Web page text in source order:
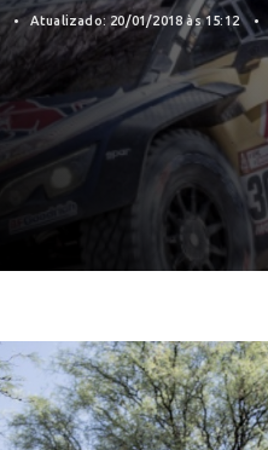
Atualizado: 20/01/2018 às 15:12